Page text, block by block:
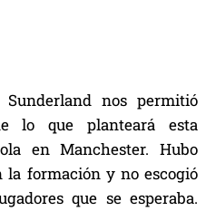
nos permitió
lo que planteará esta
en Manchester. Hubo
la formación y no escogió
que se esperaba.